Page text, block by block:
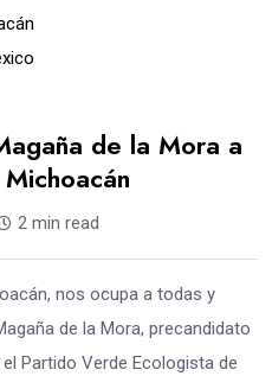
de la Mora a
2 min read
nos ocupa a todas y
de la Mora, precandidato
Partido Verde Ecologista de